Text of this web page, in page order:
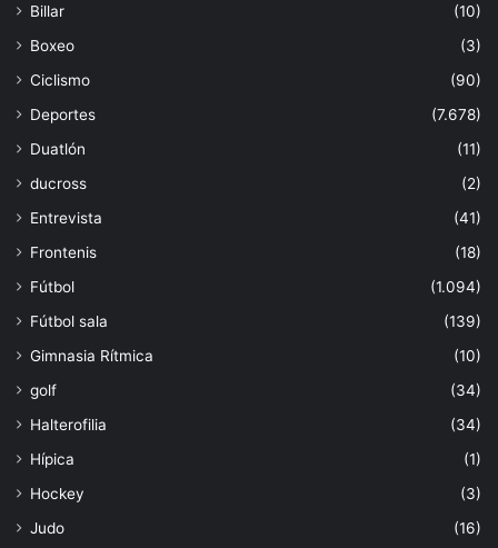
Billar
(10)
Boxeo
(3)
Ciclismo
(90)
Deportes
(7.678)
Duatlón
(11)
ducross
(2)
Entrevista
(41)
Frontenis
(18)
Fútbol
(1.094)
Fútbol sala
(139)
Gimnasia Rítmica
(10)
golf
(34)
Halterofilia
(34)
Hípica
(1)
Hockey
(3)
Judo
(16)